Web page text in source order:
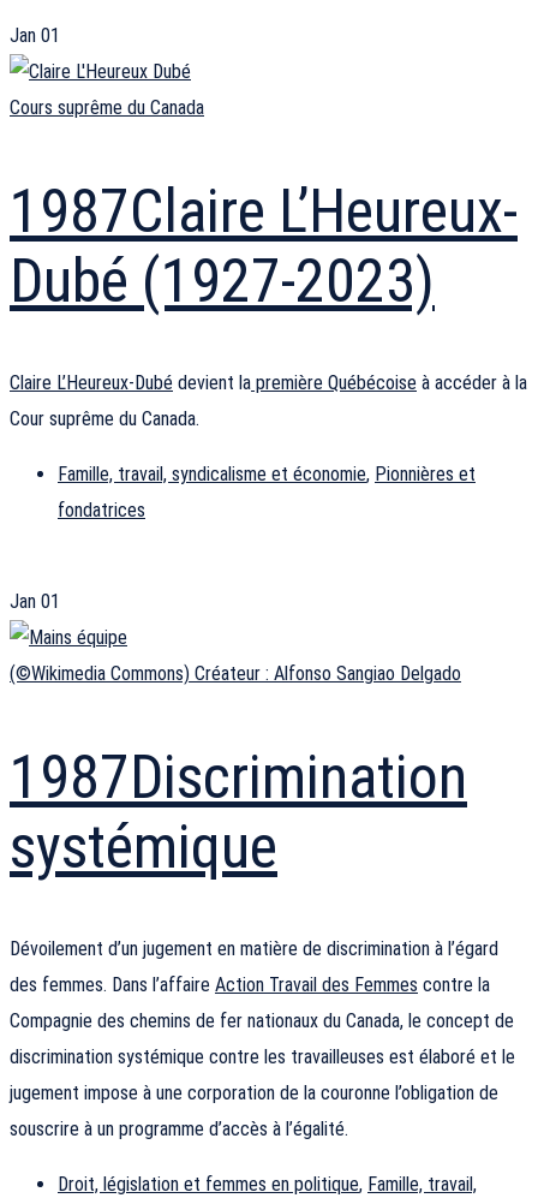
Jan 01
Cours suprême du Canada
1987Claire L’Heureux-
Dubé (1927-2023)
Claire L’Heureux-Dubé devient la première Québécoise à accéder à la
Cour suprême du Canada.
Famille, travail, syndicalisme et économie, Pionnières et
fondatrices
Jan 01
(©Wikimedia Commons) Créateur : Alfonso Sangiao Delgado
1987Discrimination
systémique
Dévoilement d’un jugement en matière de discrimination à l’égard
des femmes. Dans l’affaire Action Travail des Femmes contre la
Compagnie des chemins de fer nationaux du Canada, le concept de
discrimination systémique contre les travailleuses est élaboré et le
jugement impose à une corporation de la couronne l’obligation de
souscrire à un programme d’accès à l’égalité.
Droit, législation et femmes en politique, Famille, travail,